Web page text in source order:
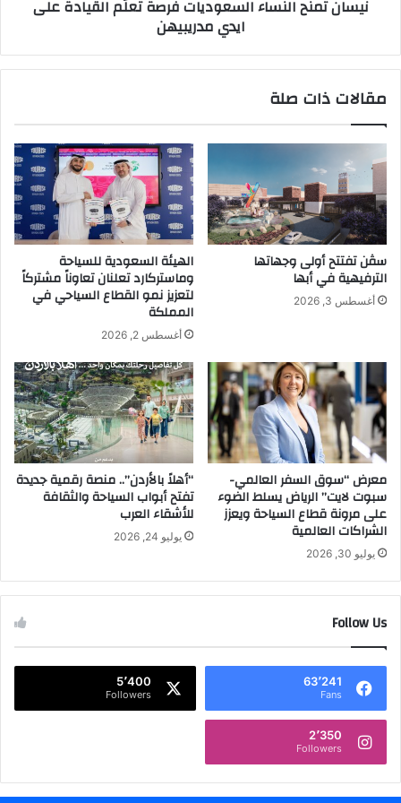
م
ه
م
ن
ي
ل
ل
ت
ق
ا
ت
ا
ل
س
ح
ا
ب
ي
ة
و
ط
ب
ت
ل
ء
و
د
ي
ت
ر
ت
ع
لّ
م
ا
ل
ق
ي
ا
د
ة
ا
ي
د
د
ي
نيسان تمنح النساء السعوديات فرصة تعلّم القيادة على
ايدي مدريبيهن‬‎
مقالات ذات صلة
سڤن تفتتح أولى وجهاتها
الترفيهية في أبها
أغسطس 3, 2026
الهيئة السعودية للسياحة
وماستركارد تعلنان تعاوناً مشتركاً
لتعزيز نمو القطاع السياحي في
المملكة
أغسطس 2, 2026
معرض “سوق السفر العالمي-
سبوت لايت” الرياض يسلط الضوء
على مرونة قطاع السياحة ويعزز
الشراكات العالمية
يوليو 30, 2026
“أهلاً بالأردن”.. منصة رقمية جديدة
تفتح أبواب السياحة والثقافة
للأشقاء العرب
يوليو 24, 2026
Follow Us
63٬241
Fans
5٬400
Followers
2٬350
Followers